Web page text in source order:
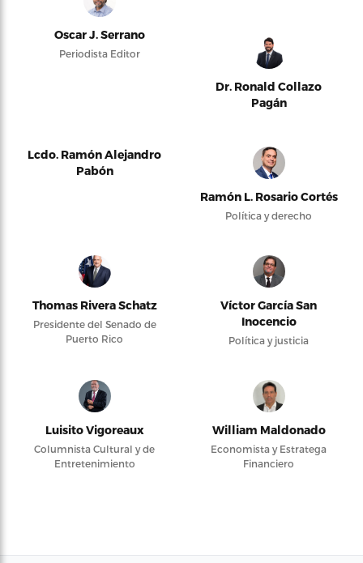
Oscar J. Serrano
Periodista Editor
Dr. Ronald Collazo
Pagán
Lcdo. Ramón Alejandro
Pabón
Ramón L. Rosario Cortés
Política y derecho
Thomas Rivera Schatz
Presidente del Senado de
Puerto Rico
Víctor García San
Inocencio
Política y justicia
Luisito Vigoreaux
Columnista Cultural y de
Entretenimiento
William Maldonado
Economista y Estratega
Financiero